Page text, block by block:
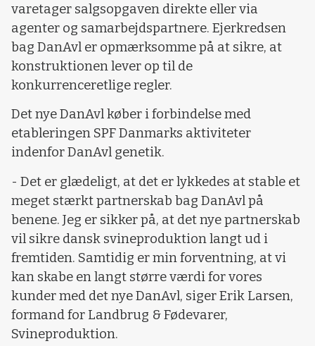
varetager salgsopgaven direkte eller via
agenter og samarbejdspartnere. Ejerkredsen
bag DanAvl er opmærksomme på at sikre, at
konstruktionen lever op til de
konkurrenceretlige regler.
Det nye DanAvl køber i forbindelse med
etableringen SPF Danmarks aktiviteter
indenfor DanAvl genetik.
- Det er glædeligt, at det er lykkedes at stable et
meget stærkt partnerskab bag DanAvl på
benene. Jeg er sikker på, at det nye partnerskab
vil sikre dansk svineproduktion langt ud i
fremtiden. Samtidig er min forventning, at vi
kan skabe en langt større værdi for vores
kunder med det nye DanAvl, siger Erik Larsen,
formand for Landbrug & Fødevarer,
Svineproduktion.